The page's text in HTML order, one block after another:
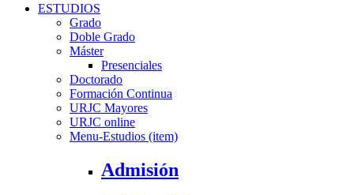
ESTUDIOS
Grado
Doble Grado
Máster
Presenciales
Doctorado
Formación Continua
URJC Mayores
URJC online
Menu-Estudios (item)
Admisión